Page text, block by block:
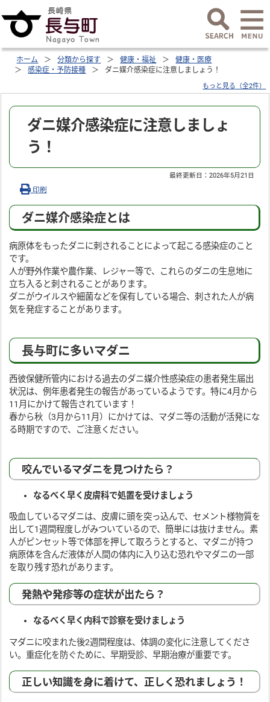
ホーム 分類から探す 健康・福祉
健康・医療
感染症・予防接種
ダニ媒介感染症に注意しましょう！
もっと見る（全2件）
ダニ媒介感染症に注意しましょ
う！
最終更新日：2026年5月21日
印刷
ダニ媒介感染症とは
病原体をもったダニに刺されることによって起こる感染症のこと
です。
人が野外作業や農作業、レジャー等で、これらのダニの生息地に
立ち入ると刺されることがあります。
ダニがウイルスや細菌などを保有している場合、刺された人が病
気を発症することがあります。
長与町に多いマダニ
西彼保健所管内における過去のダニ媒介性感染症の患者発生届出
状況は、例年患者発生の報告があっているようです。特に4月から
11月にかけて報告されています！
春から秋（3月から11月）にかけては、マダニ等の活動が活発にな
る時期ですので、ご注意ください。
咬んでいるマダニを見つけたら？
なるべく早く皮膚科で処置を受けましょう
吸血しているマダニは、皮膚に頭を突っ込んで、セメント様物質を
出して1週間程度しがみついているので、簡単には抜けません。素
人がピンセット等で体部を押して取ろうとすると、マダニが持つ
病原体を含んだ液体が人間の体内に入り込む恐れやマダニの一部
を取り残す恐れがあります。
発熱や発疹等の症状が出たら？
なるべく早く内科で診察を受けましょう
マダニに咬まれた後2週間程度は、体調の変化に注意してくださ
い。重症化を防ぐために、早期受診、早期治療が重要です。
正しい知識を身に着けて、正しく恐れましょう！